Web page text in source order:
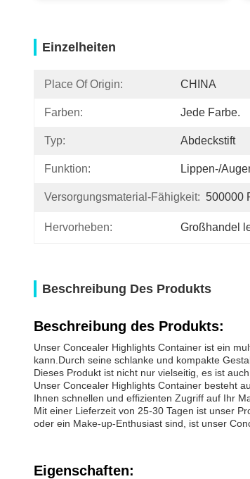
Einzelheiten
Place Of Origin: CHINA
Farben: Jede Farbe.
Typ: Abdeckstift
Funktion: Lippen-/
Versorgungsmaterial-Fähigkeit: 500000
Hervorheben: Großhandel
Beschreibung Des Produkts
Beschreibung des Produkts:
Unser Concealer Highlights Container ist ein
kann.Durch seine schlanke und kompakte
Dieses Produkt ist nicht nur vielseitig, es ist
Unser Concealer Highlights Container besteht
Ihnen schnellen und effizienten Zugriff auf Ihr
Mit einer Lieferzeit von 25-30 Tagen ist unser
oder ein Make-up-Enthusiast sind, ist unser
Eigenschaften: